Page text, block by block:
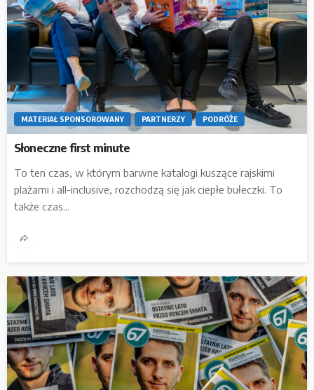
MATERIAŁ SPONSOROWANY PARTNERZY PODRÓŻE
Słoneczne first minute
To ten czas, w którym barwne katalogi kuszące rajskimi
plażami i all-inclusive, rozchodzą się jak ciepłe bułeczki. To
także czas...